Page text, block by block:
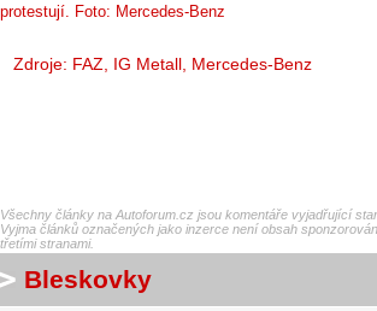
protestují. Foto: Mercedes-Benz
Zdroje: FAZ , IG Metall, Mercedes-Benz
Všechny články na Autoforum.cz jsou komentáře vyjadřující
Vyjma článků označených jako inzerce není obsah
třetími stranami.
Bleskovky